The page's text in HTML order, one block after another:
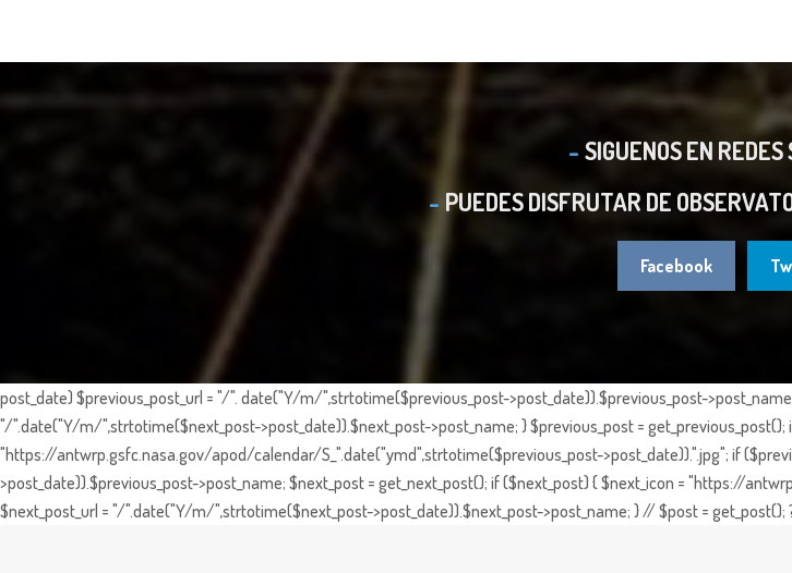
SIGUENOS EN REDES
PUEDES DISFRUTAR DE
Facebook
post_date) $previous_post_url = "/". date("Y/m/",strtotime($previous_post->post_date)).$previous_post-
"/".date("Y/m/",strtotime($next_post->post_date)).$next_post->post_name; } $previous_post = get_previous_post();
"https://antwrp.gsfc.nasa.gov/apod/calendar/S_".date("ymd",strtotime($previous_post->post_date)).".jpg"; if
>post_date)).$previous_post->post_name; $next_post = get_next_post(); if ($next_post) { $next_icon = "https://
$next_post_url = "/".date("Y/m/",strtotime($next_post->post_date)).$next_post->post_name; } // $post = get_post();